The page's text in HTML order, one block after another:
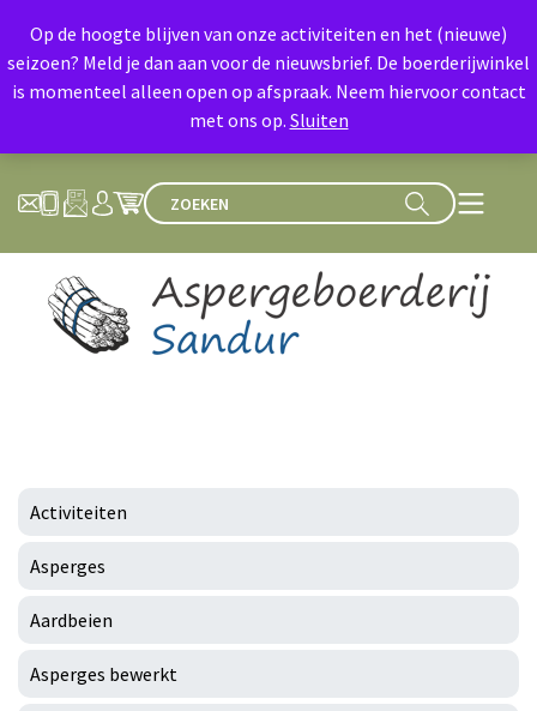
Activiteiten
Asperges
Aardbeien
Asperges bewerkt
Op de hoogte blijven van onze activiteiten en het (nieuwe)
seizoen? Meld je dan aan voor de nieuwsbrief. De boerderijwinkel
is momenteel alleen open op afspraak. Neem hiervoor contact
met ons op. Sluiten